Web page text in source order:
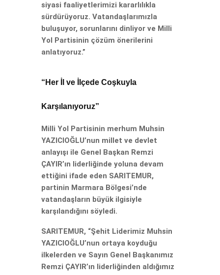
siyasi faaliyetlerimizi kararlılıkla
sürdürüyoruz. Vatandaşlarımızla
buluşuyor, sorunlarını dinliyor ve Milli
Yol Partisinin çözüm önerilerini
anlatıyoruz.”
“Her İl ve İlçede Coşkuyla
Karşılanıyoruz”
Milli Yol Partisinin merhum Muhsin
YAZICIOĞLU’nun millet ve devlet
anlayışı ile Genel Başkan Remzi
ÇAYIR’ın liderliğinde yoluna devam
ettiğini ifade eden SARITEMUR,
partinin Marmara Bölgesi’nde
vatandaşların büyük ilgisiyle
karşılandığını söyledi.
SARITEMUR, “Şehit Liderimiz Muhsin
YAZICIOĞLU’nun ortaya koyduğu
ilkelerden ve Sayın Genel Başkanımız
Remzi ÇAYIR’ın liderliğinden aldığımız